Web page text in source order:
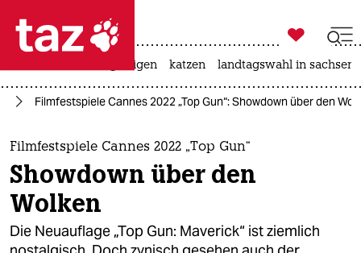
 taz zahl ich
taz zahl ich
themen
politik
öko

taz zahl ich
bergsteigen katzen landtagswahl in
Filmfestspiele Cannes 2022 „Top Gun“: Showdown über den
Filmfestspiele Cannes 2022 „Top Gun“
Showdown über den
Wolken
Die Neuauflage „Top Gun: Maverick“ ist ziemlich